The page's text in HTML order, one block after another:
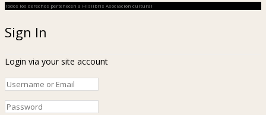
Todos los derechos pertenecen a Hislibris Asociación cultural
Sign In
Login via your site account